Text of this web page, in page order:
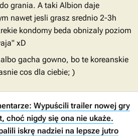
grania. A taki Albion daje
nawet jesli grasz srednio 2-3h
kondomy beda obnizaly poziom
xD
gacha gowno, bo te koreanskie
cos dla ciebie; )
Wypuścili trailer nowej gry
choć nigdy się ona nie ukaże.
iskrę nadziei na lepsze jutro